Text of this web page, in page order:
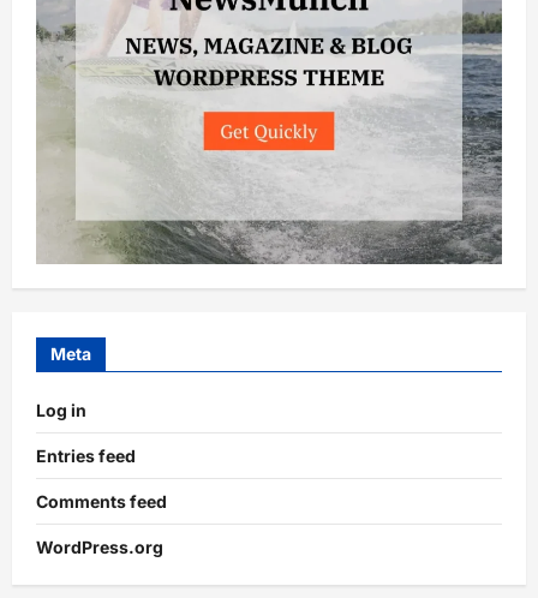
Meta
Log in
Entries feed
Comments feed
WordPress.org